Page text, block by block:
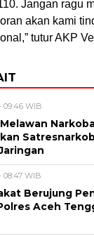
Jangan ragu
akan kami
tutur AKP
09:46 WIB
08:47 WIB
Berujung
Aceh